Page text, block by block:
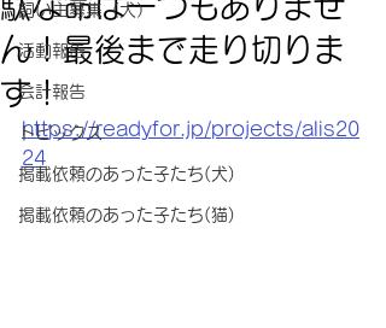
飼い主募集（犬）
活動報告
会計報告
トピックス
掲載依頼のあった子たち(犬)
掲載依頼のあった子たち(猫)
ん！最後まで走り切りま
す！
https://readyfor.jp/projects/alis20
24